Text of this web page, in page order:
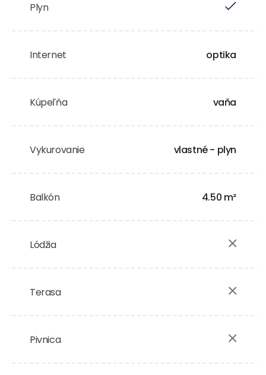
Plyn
Internet optika
Kúpeľňa vaňa
Vykurovanie vlastné - plyn
Balkón 4.50 m²
Lódžia
Terasa
Pivnica